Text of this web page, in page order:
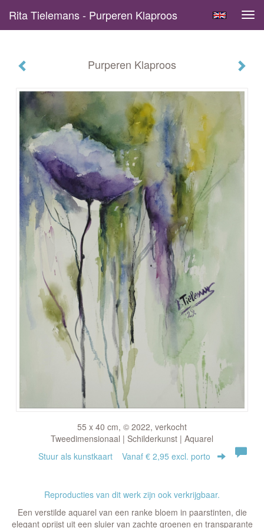
Rita Tielemans - Purperen Klaproos
Purperen Klaproos
55 x 40 cm, © 2022, verkocht
Tweedimensionaal | Schilderkunst | Aquarel
Stuur als kunstkaart Vanaf € 2,95 excl. porto
Reproducties van dit werk zijn ook verkrijgbaar.
Een verstilde aquarel van een ranke bloem in paarstinten, die
elegant oprijst uit een sluier van zachte groenen en transparante